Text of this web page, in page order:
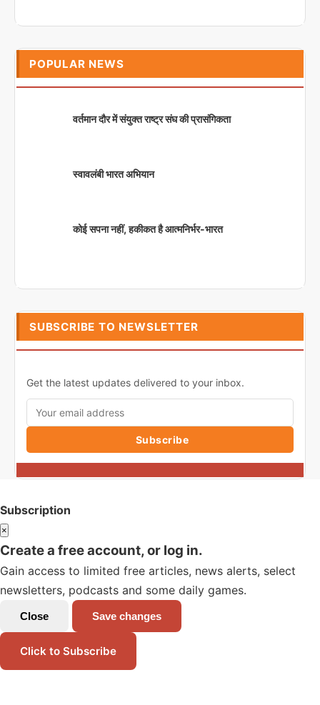
POPULAR NEWS
वर्तमान दौर में संयुक्त राष्ट्र संघ की प्रासंगिकता
स्वावलंबी भारत अभियान
कोई सपना नहीं, हकीकत है आत्मनिर्भर-भारत
SUBSCRIBE TO NEWSLETTER
Get the latest updates delivered to your inbox.
Subscribe
Subscription
×
Create a free account, or log in.
Gain access to limited free articles, news alerts, select
newsletters, podcasts and some daily games.
Close Save changes
Click to Subscribe